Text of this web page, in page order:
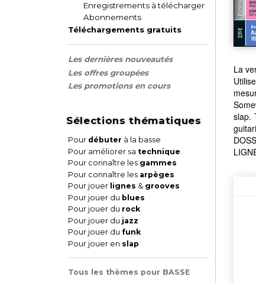
Enregistrements à télécharger
Abonnements
Téléchargements gratuits
Les dernières nouveautés
Les offres groupées
Les promotions en cours
Sélections thématiques
Pour débuter à la basse
Pour améliorer sa technique
Pour connaître les gammes
Pour connaître les arpèges
Pour jouer lignes & grooves
Pour jouer du blues
Pour jouer du rock
Pour jouer du jazz
Pour jouer du funk
Pour jouer en slap
Tous les thèmes pour BASSE
La
slap.